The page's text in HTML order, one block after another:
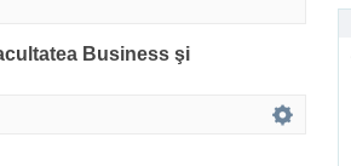
Business şi